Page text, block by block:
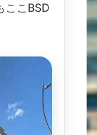
ここBSD